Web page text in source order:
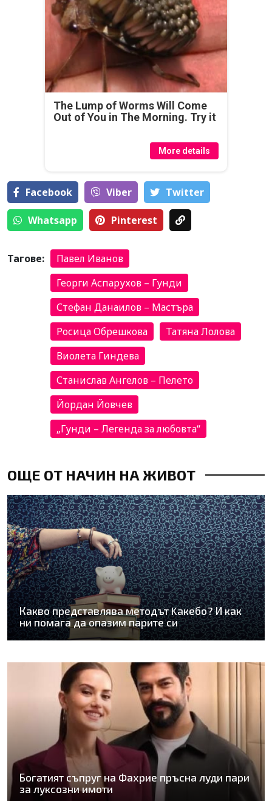
The Lump of Worms Will Come
Out of You in The Morning. Try it
More details
Facebook Viber Тwitter
Whatsapp Pinterest
Тагове:
Павел Иванов
Георги Аспарухов – Гунди
Стефан Данаилов – Мастъра
Росица Обрешкова
Татяна Лолова
Виолета Гиндева
Станислав Ангелов – Пелето
Йордан Йовчев
„Гунди – Легенда за любовта“
ОЩЕ ОТ НАЧИН НА ЖИВОТ
Какво представлява методът Kaкебо? И как
ни помага да опазим парите си
Богатият съпруг на Фахрие пръсна луди пари
за луксозни имоти